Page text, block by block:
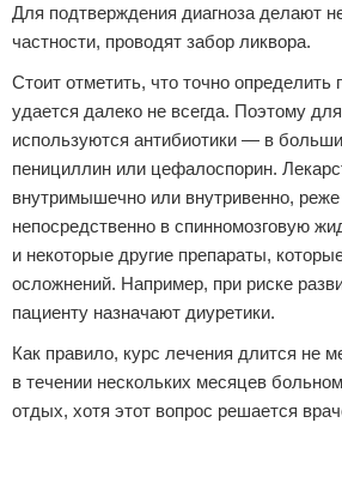
Для подтверждения диагноза делают
частности, проводят забор ликвора.
Стоит отметить, что точно определить
удается далеко не всегда. Поэтому
используются антибиотики — в
пенициллин или цефалоспорин.
внутримышечно или внутривенно,
непосредственно в спинномозговую
и некоторые другие препараты,
осложнений. Например, при риске
пациенту назначают диуретики.
Как правило, курс лечения длится не
в течении нескольких месяцев
отдых, хотя этот вопрос решается